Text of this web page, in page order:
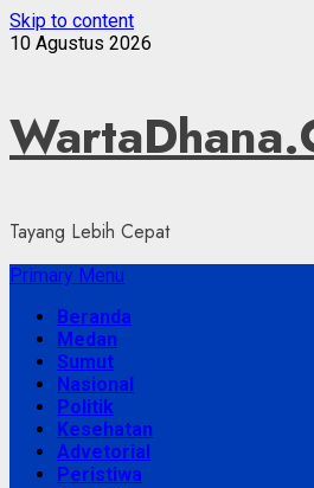
Skip to content
10 Agustus 2026
Tayang Lebih Cepat
Primary Menu
Beranda
Medan
Sumut
Nasional
Politik
Kesehatan
Advetorial
Peristiwa